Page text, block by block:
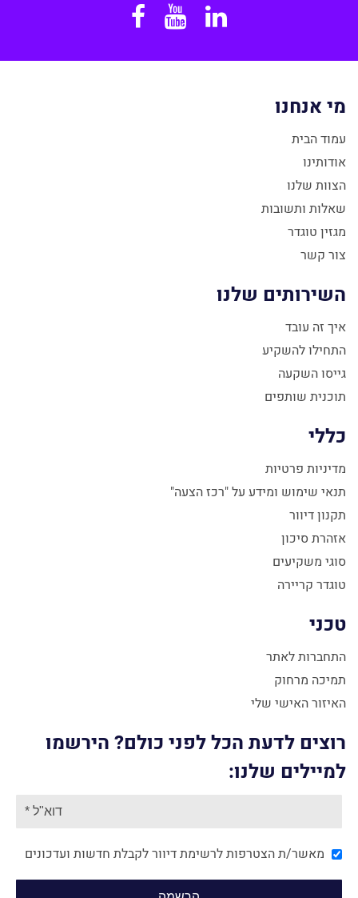
Linkedin
YouTube
מי אנחנו
עמוד הבית
אודותינו
הצוות שלנו
שאלות ותשובות
מגזין טוגדר
צור קשר
השירותים שלנו
איך זה עובד
התחילו להשקיע
גייסו השקעה
תוכנית שותפים
כללי
מדיניות פרטיות
תנאי שימוש ומידע על "רכז הצעה"
תקנון דיוור
אזהרת סיכון
סוגי משקיעים
טוגדר קריירה
טכני
התחברות לאתר
תמיכה מרחוק
האיזור האישי שלי
רוצים לדעת הכל לפני כולם? הירשמו
למיילים שלנו:
מאשר/ת הצטרפות לרשימת דיוור לקבלת חדשות ועדכונים